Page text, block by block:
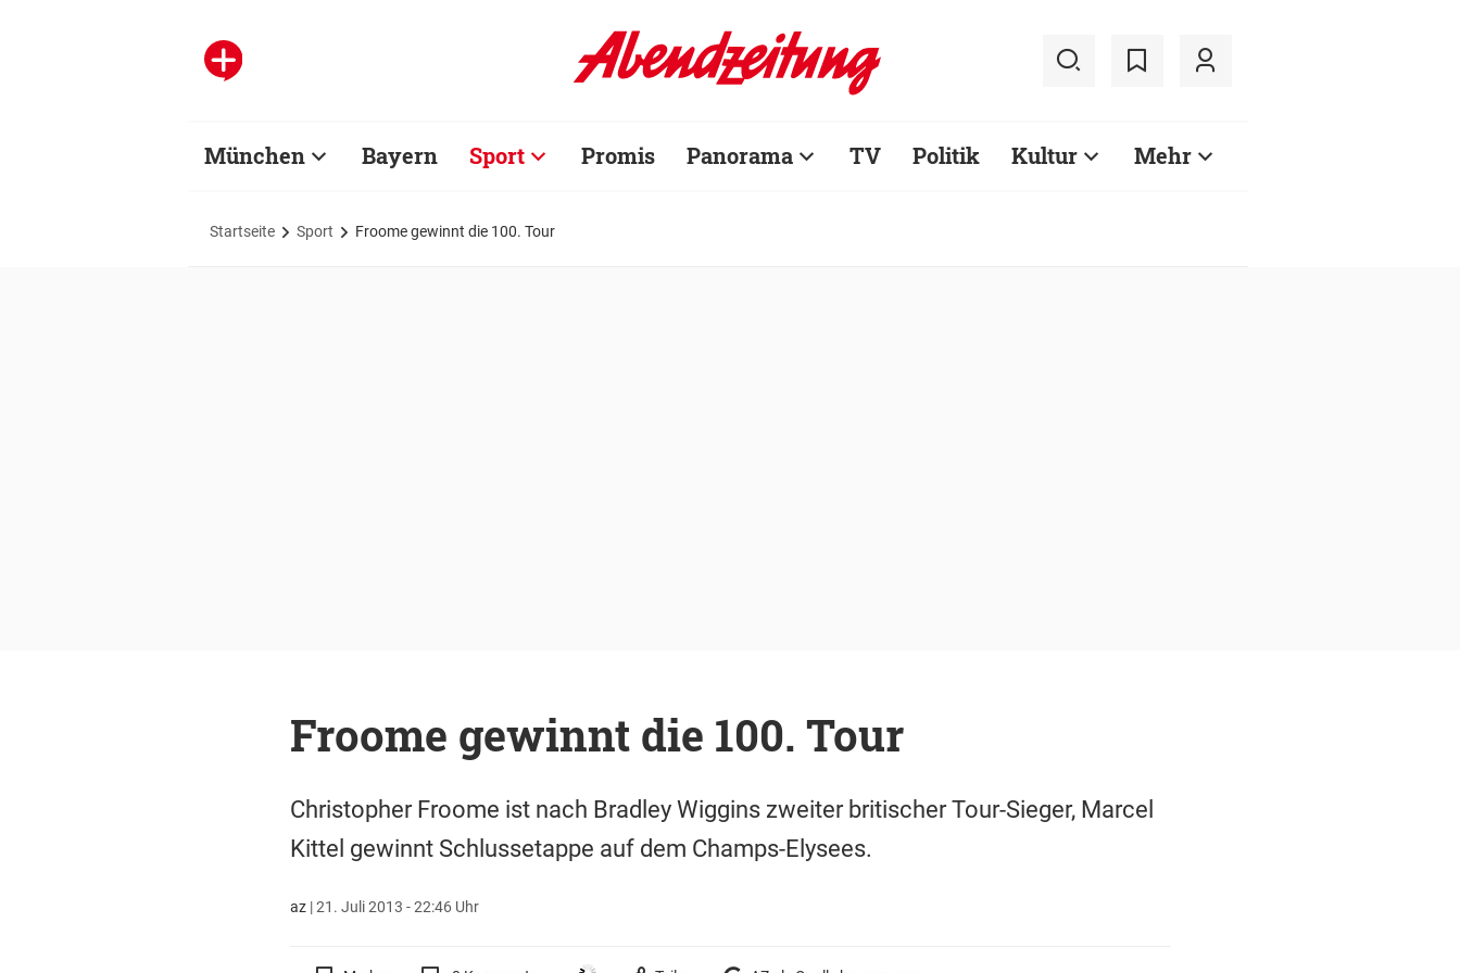
München Bayern Sport Promis Panorama TV Politik Kultur Mehr
Startseite Sport Froome gewinnt die 100. Tour
Froome gewinnt die 100. Tour
Christopher Froome ist nach Bradley Wiggins zweiter britischer Tour-Sieger, Marcel
Kittel gewinnt Schlussetappe auf dem Champs-Elysees.
az|21. Juli 2013 - 22:46 Uhr